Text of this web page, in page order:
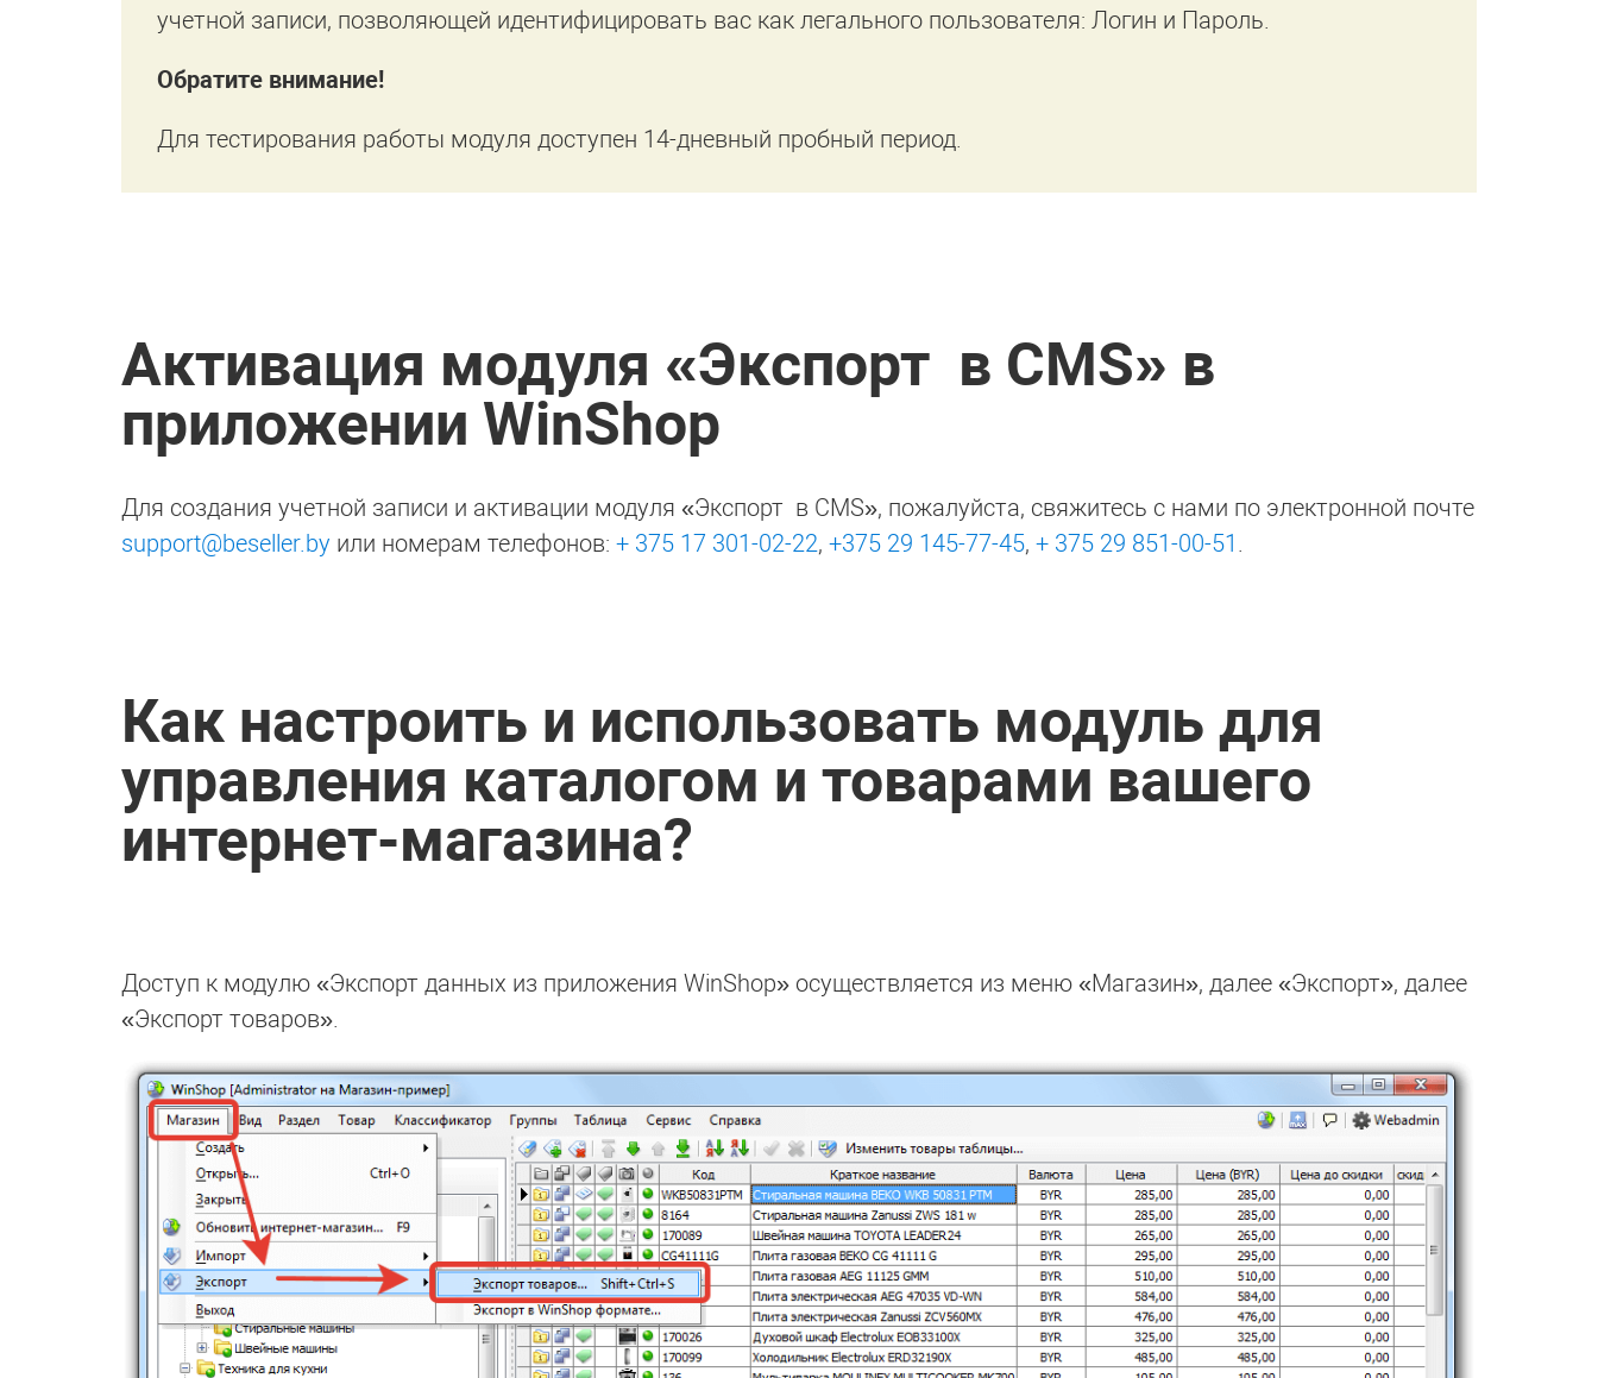
учетной записи, позволяющей идентифицировать вас как легального пользователя: Логин и Пароль.
Обратите внимание!
Для тестирования работы модуля доступен 14-дневный пробный период.
Активация модуля «Экспорт в CMS» в
приложении WinShop
Для создания учетной записи и активации модуля «Экспорт в CMS», пожалуйста, свяжитесь с нами по электронной почте
support@beseller.by или номерам телефонов: + 375 17 301-02-22, +375 29 145-77-45, + 375 29 851-00-51 .
Как настроить и использовать модуль для
управления каталогом и товарами вашего
интернет-магазина?
Доступ к модулю «Экспорт данных из приложения WinShop» осуществляется из меню «Магазин», далее «Экспорт», далее
«Экспорт товаров».